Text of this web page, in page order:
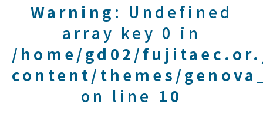
Warning : Undefined
array key 0 in
/home/gd02/
content/themes/
on line 10